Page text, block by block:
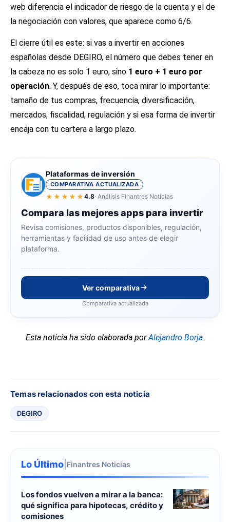
web diferencia el indicador de riesgo de la cuenta y el de
la negociación con valores, que aparece como 6/6.
El cierre útil es este: si vas a invertir en acciones
españolas desde DEGIRO, el número que debes tener en
la cabeza no es solo 1 euro, sino 1 euro + 1 euro por
operación. Y, después de eso, toca mirar lo importante:
tamaño de tus compras, frecuencia, diversificación,
mercados, fiscalidad, regulación y si esa forma de invertir
encaja con tu cartera a largo plazo.
Plataformas de inversión
COMPARATIVA ACTUALIZADA
★★★★★ 4.8· Análisis Finantres Noticias
Compara las mejores apps para invertir
Revisa comisiones, productos disponibles, regulación,
herramientas y facilidad de uso antes de elegir
plataforma.
Ver comparativa
Comparativa actualizada
Esta noticia ha sido elaborada porAlejandro Borja.
Temas relacionados con esta noticia
DEGIRO
Lo Último Finantres Noticias
Los fondos vuelven a mirar a la banca:
qué significa para hipotecas, crédito y
comisiones